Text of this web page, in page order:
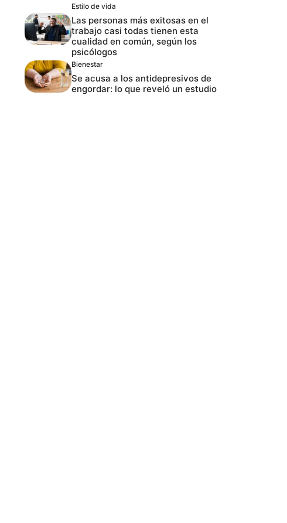
Estilo de vida
Las personas más exitosas en el
trabajo casi todas tienen esta
cualidad en común, según los
psicólogos
Bienestar
Se acusa a los antidepresivos de
engordar: lo que reveló un estudio